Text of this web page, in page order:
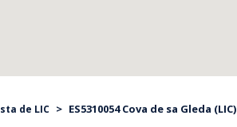
de LIC > ES5310054 Cova de sa Gleda (LIC)